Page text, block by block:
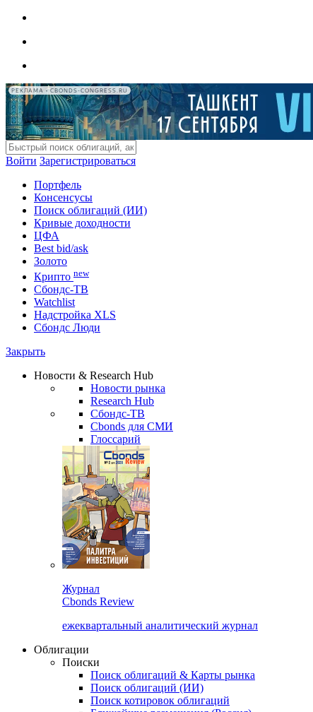
РЕКЛАМА • CBONDS-CONGRESS.RU
Войти Зарегистрироваться
Портфель
Консенсусы
Поиск облигаций (ИИ)
Кривые доходности
ЦФА
Best bid/ask
Золото
Крипто new
Сбондс-ТВ
Watchlist
Надстройка XLS
Сбондс Люди
Закрыть
Новости & Research Hub
Новости рынка
Research Hub
Сбондс-ТВ
Cbonds для СМИ
Глоссарий
Журнал
Cbonds Review
ежеквартальный аналитический журнал
Облигации
Поиски
Поиск облигаций & Карты рынка
Поиск облигаций (ИИ)
Поиск котировок облигаций